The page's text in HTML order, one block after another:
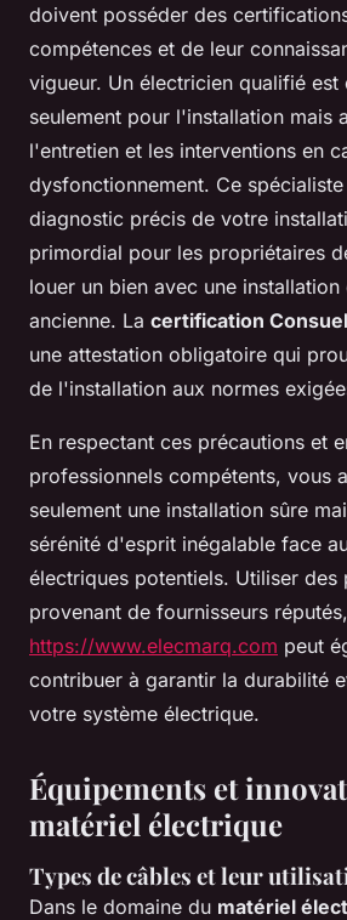
doivent posséder des
compétences et de leur
vigueur. Un électricien qualifié est
seulement pour l'installation mais
l'entretien et les interventions en
dysfonctionnement. Ce
diagnostic précis de votre
primordial pour les propriétaires
louer un bien avec une installation
ancienne. La certification Consuel
une attestation obligatoire qui
de l'installation aux normes
En respectant ces précautions et
professionnels compétents, vous
seulement une installation sûre
sérénité d'esprit inégalable face
électriques potentiels. Utiliser des
provenant de fournisseurs
https://www.elecmarq.com peut
contribuer à garantir la durabilité
votre système électrique.
Équipements et
matériel électrique
Types de câbles et leur
Dans le domaine du matériel